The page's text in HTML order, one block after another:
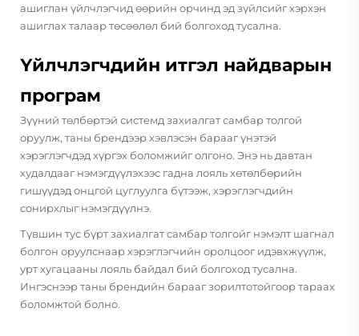
ашиглан үйлчлэгчид өөрийн орчинд эд зүйлсийг хэрхэн
ашиглах талаар төсөөлөл бий болгоход тусална.
Үйлчлэгчдийн итгэл найдварын
програм
Зүүний төлбөртэй системд захиалгат самбар толгой
оруулж, таны брендээр хэвлэсэн барааг үнэтэй
хэрэглэгчдэд хүргэх боломжийг олгоно. Энэ нь давтан
худалдааг нэмэгдүүлэхээс гадна лояль хөтөлбөрийн
гишүүдэд онцгой цуглуулга бүтээж, хэрэглэгчдийн
сонирхлыг нэмэгдүүлнэ.
Түвшин тус бүрт захиалгат самбар толгойг нэмэлт шагнал
болгон оруулснаар хэрэглэгчийн оролцоог идэвхжүүлж,
урт хугацааны лояль байдал бий болгоход тусална.
Ингэснээр таны брендийн барааг зорилтотойгоор тараах
боломжтой болно.